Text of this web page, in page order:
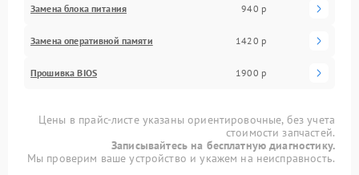
Замена блока питания 940 р
Замена оперативной памяти 1420 р
Прошивка BIOS 1900 р
Цены в прайс-листе указаны ориентировочные, без учета
стоимости запчастей.
Записывайтесь на бесплатную диагностику.
Мы проверим ваше устройство и укажем на неисправность.